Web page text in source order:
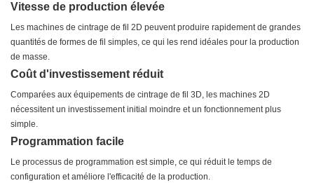
Vitesse de production élevée
Les machines de cintrage de fil 2D peuvent produire rapidement de grandes
quantités de formes de fil simples, ce qui les rend idéales pour la production
de masse.
Coût d'investissement réduit
Comparées aux équipements de cintrage de fil 3D, les machines 2D
nécessitent un investissement initial moindre et un fonctionnement plus
simple.
Programmation facile
Le processus de programmation est simple, ce qui réduit le temps de
configuration et améliore l'efficacité de la production.